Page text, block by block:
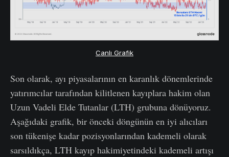
Canlı Grafik
Son olarak, ayı piyasalarının en karanlık dönemlerinde
yatırımcılar tarafından kilitlenen kayıplara hakim olan
Uzun Vadeli Elde Tutanlar (LTH) grubuna dönüyoruz.
Aşağıdaki grafik, bir önceki döngünün en iyi alıcıları
son tükenişe kadar pozisyonlarından kademeli olarak
sarsıldıkça, LTH kayıp hakimiyetindeki kademeli artışı